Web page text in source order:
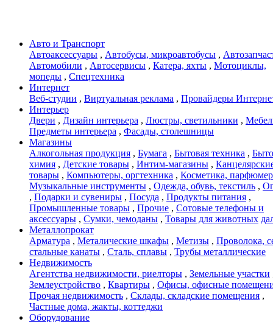
Авто и Транспорт
Автоаксессуары , Автобусы, микроавтобусы ,
Автомобили , Автосервисы , Катера, яхты , Мотоциклы,
мопеды , Спецтехника
Интернет
Веб-студии , Виртуальная реклама , Провайдеры
Интерьер
Двери , Дизайн интерьера , Люстры, светильники ,
Предметы интерьера , Фасады, столешницы
Магазины
Алкогольная продукция , Бумага , Бытовая техника ,
химия , Детские товары , Интим-магазины ,
товары , Компьютеры, оргтехника , Косметика,
Музыкальные инструменты , Одежда, обувь, текстиль ,
, Подарки и сувениры , Посуда , Продукты питания ,
Промышленные товары , Прочие , Сотовые телефоны и
аксессуары , Сумки, чемоданы , Товары для животных
Металлопрокат
Арматура , Металические шкафы , Метизы , Проволока,
стальные канаты , Сталь, сплавы , Трубы металлические
Недвижимость
Агентства недвижимости, риелторы , Земельные участки
Землеустройство , Квартиры , Офисы, офисные
Прочая недвижимость , Склады, складские помещения ,
Частные дома, жакты, коттеджи
Оборудование